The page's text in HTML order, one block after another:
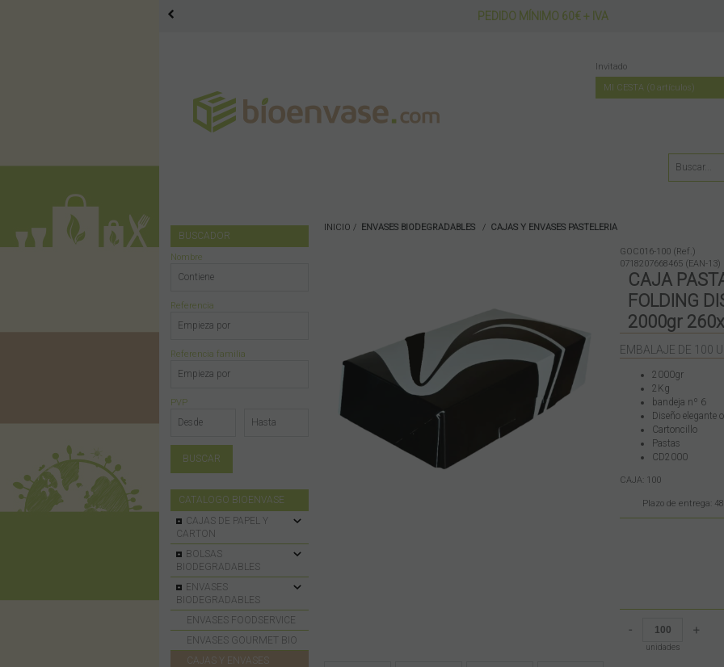
PEDIDO MÍNIMO 60€ + IVA
Invitado
MI CESTA
0 artículos
BUSCADOR
Nombre
Referencia
Referencia familia
PVP
CATALOGO BIOENVASE
CAJAS DE PAPEL Y
CARTON
BOLSAS
BIODEGRADABLES
ENVASES
BIODEGRADABLES
ENVASES FOODSERVICE
ENVASES GOURMET BIO
CAJAS Y ENVASES
INICIO ENVASES BIODEGRADABLES CAJAS Y ENVASES PASTELERIA
GOC016-100 (Ref.)
0718207668465 (EAN-13)
CAJA
FOLDING
2000gr
EMBALAJE DE 100
2000gr
2Kg
bandeja nº 6
Diseño elegante
Cartoncillo
Pastas
CD2000
CAJA: 100
Plazo de entrega:
-
unidades
+